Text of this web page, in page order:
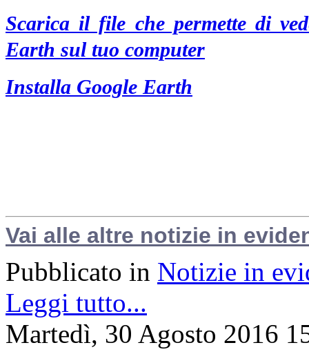
Scarica il file che permette di
Earth sul tuo computer
Installa Google Earth
Vai alle altre notizie in
Pubblicato in Notizie in
Leggi tutto...
Martedì, 30 Agosto 2016